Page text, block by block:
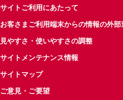
サイトご利用にあたって
お客さまご利用端末からの情報の外部
見やすさ・使いやすさの調整
サイトメンテナンス情報
サイトマップ
ご意見・ご要望